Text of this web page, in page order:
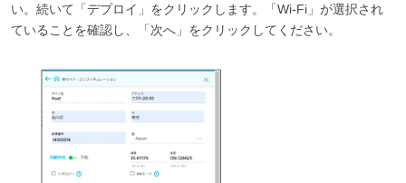
い。続いて「デプロイ」をクリックします。「Wi-Fi」が選択され
ていることを確認し、「次へ」をクリックしてください。